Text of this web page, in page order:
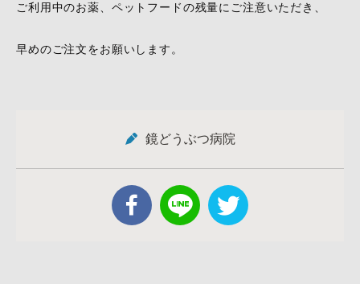
ご利用中のお薬、ペットフードの残量にご注意いただき、
早めのご注文をお願いします。
鏡どうぶつ病院